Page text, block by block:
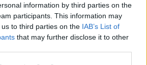
information by third parties on the
participants. This information may
to third parties on the IAB’s List of
that may further disclose it to other